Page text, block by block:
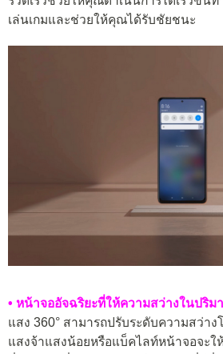
เล่นเกมและช่วยให้คุณได้รับชัยชนะ
• หน้าจออัจฉริยะที่ให้ความสว่างในปริม
แสง 360° สามารถปรับระดับความสว่าง
แสงจ้าแสงน้อยหรือแบ็คไลท์หน้าจอจะใ